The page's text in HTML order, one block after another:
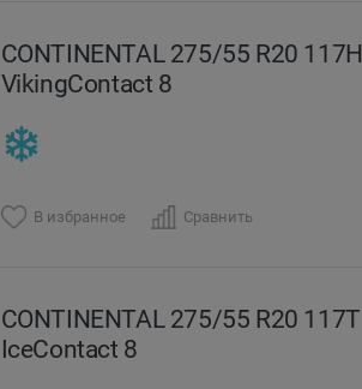
CONTINENTAL 275/55 R20 117H
VikingContact 8
В избранное Сравнить
CONTINENTAL 275/55 R20 117T
IceContact 8